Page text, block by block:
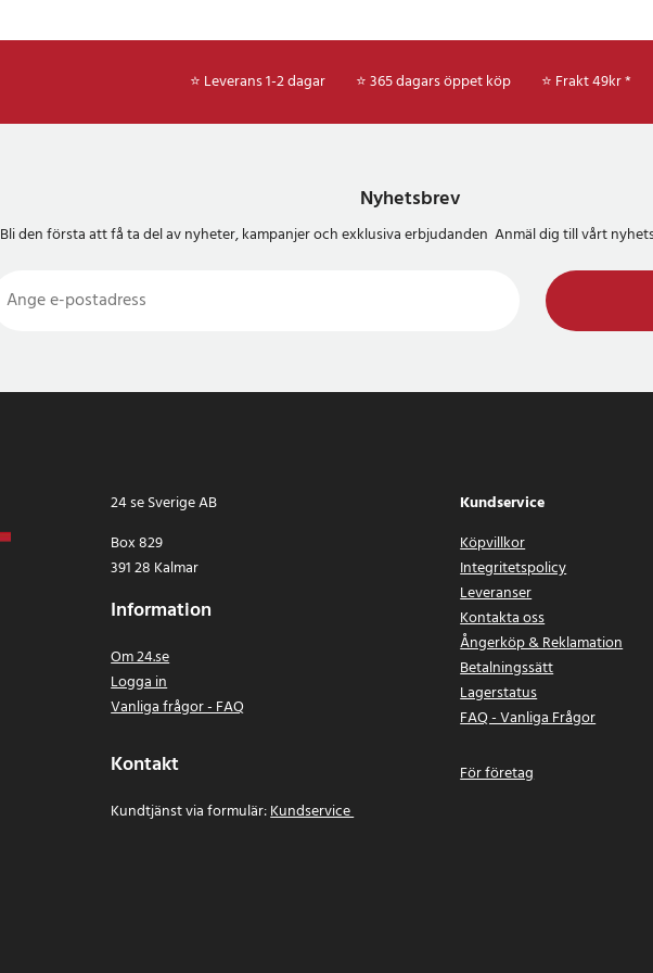
⭐ Leverans 1-2 dagar ⭐ 365 dagars öppet köp ⭐ Frakt 49kr *
Nyhetsbrev
Bli den första att få ta del av nyheter, kampanjer och exklusiva erbjudanden Anmäl dig till vårt
24 se Sverige AB
Box 829
391 28 Kalmar
Information
Om 24.se
Logga in
Vanliga frågor - FAQ
Kontakt
Kundtjänst via formulär:Kundservice
Kundservice
Köpvillkor
Integritetspolicy
Leveranser
Kontakta oss
Ångerköp & Reklamation
Betalningssätt
Lagerstatus
FAQ - Vanliga Frågor
För företag